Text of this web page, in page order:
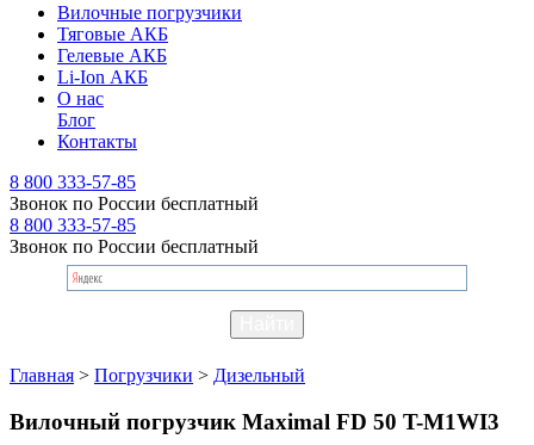
Вилочные погрузчики
Тяговые АКБ
Гелевые АКБ
Li-Ion АКБ
О нас
Блог
Контакты
8 800 333-57-85
Звонок по России бесплатный
8 800 333-57-85
Звонок по России бесплатный
Главная > Погрузчики > Дизельный
Вилочный погрузчик Maximal FD 50 T-M1WI3